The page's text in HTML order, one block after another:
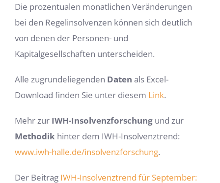
Die prozentualen monatlichen Veränderungen
bei den Regelinsolvenzen können sich deutlich
von denen der Personen- und
Kapitalgesellschaften unterscheiden.
Alle zugrundeliegenden Daten als Excel-
Download finden Sie unter diesem Link.
Mehr zur IWH-Insolvenzforschung und zur
Methodik hinter dem IWH-Insolvenz­trend:
www.iwh-halle.de/insolvenzforschung.
Der Beitrag IWH-Insolvenztrend für September: